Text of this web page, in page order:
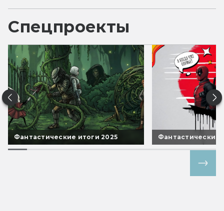
Спецпроекты
Фантастические итоги 2025 Фантастические